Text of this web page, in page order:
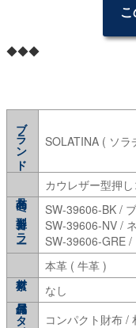
◆◆◆
ブランド SOLATINA ( ソラ
カウレザー型押
型番/カラー
SW-39606-BK /
SW-39606-NV /
SW-39606-GRE /
本革 ( 牛革 )
なし
コンパクト財布 /